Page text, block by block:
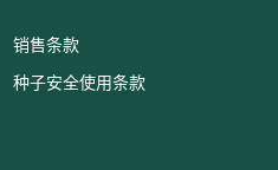
销售条款
种子安全使用条款